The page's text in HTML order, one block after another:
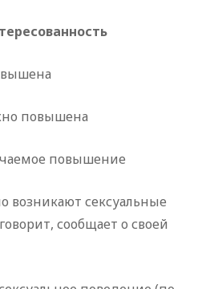
повышена
повышение
возникают сексуальные
сообщает о своей